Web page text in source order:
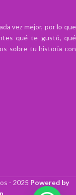
un reloj acrílico
de ese toque extra a tu
vez mejor, por lo que
qué te gustó, qué
sobre tu historia con
- 2025 Powered by